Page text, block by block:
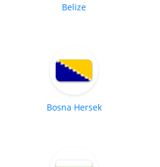
Belize
Bosna Hersek